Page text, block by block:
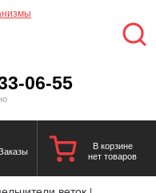
06-55
В корзине
нет товаров